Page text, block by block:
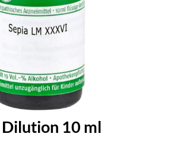
Dilution 10 ml